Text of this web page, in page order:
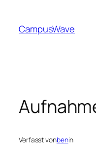
springen
CampusWave
Verfasst vonbenin